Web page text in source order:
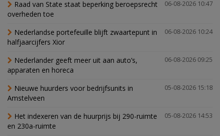
06-08-2026 10:47
Raad van State staat beperking beroepsrecht
overheden toe
06-08-2026 10:24
Nederlandse portefeuille blijft zwaartepunt in
halfjaarcijfers Xior
06-08-2026 09:25
Nederlander geeft meer uit aan auto’s,
apparaten en horeca
05-08-2026 15:18
Nieuwe huurders voor bedrijfsunits in
Amstelveen
05-08-2026 14:53
Het indexeren van de huurprijs bij 290-ruimte
en 230a-ruimte